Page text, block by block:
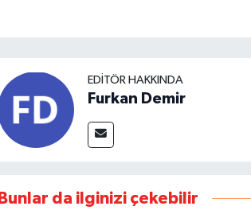
EDITÖR HAKKINDA
Furkan Demir
Bunlar da ilginizi çekebilir